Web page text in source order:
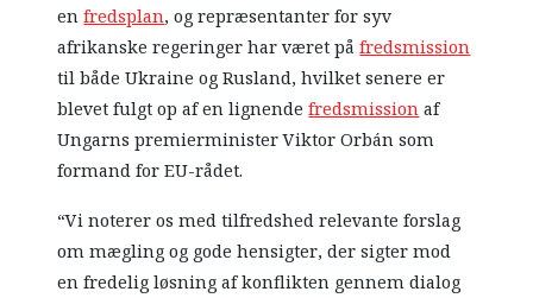
enfredsplan, og repræsentanter for syv
afrikanske regeringer har været påfredsmission
til både Ukraine og Rusland, hvilket senere er
blevet fulgt op af en lignendefredsmissionaf
Ungarns premierminister Viktor Orbán som
formand for EU-rådet.
“Vi noterer os med tilfredshed relevante forslag
om mægling og gode hensigter, der sigter mod
en fredelig løsning af konflikten gennem dialog